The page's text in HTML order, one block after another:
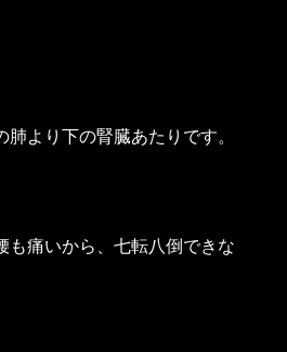
より下の腎臓あたりです。
も痛いから、七転八倒できな